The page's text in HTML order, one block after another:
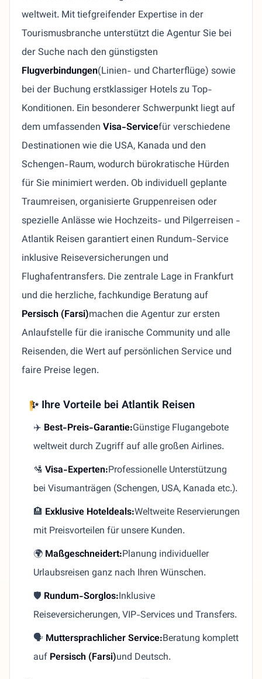
weltweit. Mit tiefgreifender Expertise in der
Tourismusbranche unterstützt die Agentur Sie bei
der Suche nach den günstigsten
Flugverbindungen(Linien- und Charterflüge) sowie
bei der Buchung erstklassiger Hotels zu Top-
Konditionen. Ein besonderer Schwerpunkt liegt auf
dem umfassendenVisa-Servicefür verschiedene
Destinationen wie die USA, Kanada und den
Schengen-Raum, wodurch bürokratische Hürden
für Sie minimiert werden. Ob individuell geplante
Traumreisen, organisierte Gruppenreisen oder
spezielle Anlässe wie Hochzeits- und Pilgerreisen -
Atlantik Reisen garantiert einen Rundum-Service
inklusive Reiseversicherungen und
Flughafentransfers. Die zentrale Lage in Frankfurt
und die herzliche, fachkundige Beratung auf
Persisch (Farsi)machen die Agentur zur ersten
Anlaufstelle für die iranische Community und alle
Reisenden, die Wert auf persönlichen Service und
faire Preise legen.
✨ Ihre Vorteile bei Atlantik Reisen
✈️ Best-Preis-Garantie:Günstige Flugangebote
weltweit durch Zugriff auf alle großen Airlines.
🛂 Visa-Experten:Professionelle Unterstützung
bei Visumanträgen (Schengen, USA, Kanada etc.).
🏨 Exklusive Hoteldeals:Weltweite Reservierungen
mit Preisvorteilen für unsere Kunden.
🌍 Maßgeschneidert:Planung individueller
Urlaubsreisen ganz nach Ihren Wünschen.
🛡️ Rundum-Sorglos:Inklusive
Reiseversicherungen, VIP-Services und Transfers.
🗣️ Muttersprachlicher Service:Beratung komplett
auf Persisch (Farsi)und Deutsch.